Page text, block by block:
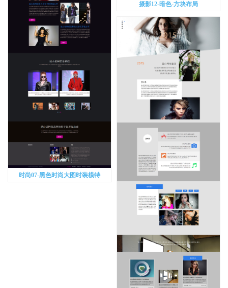
时尚07-黑色时尚大图时装模特
摄影12-暗色-方块布局